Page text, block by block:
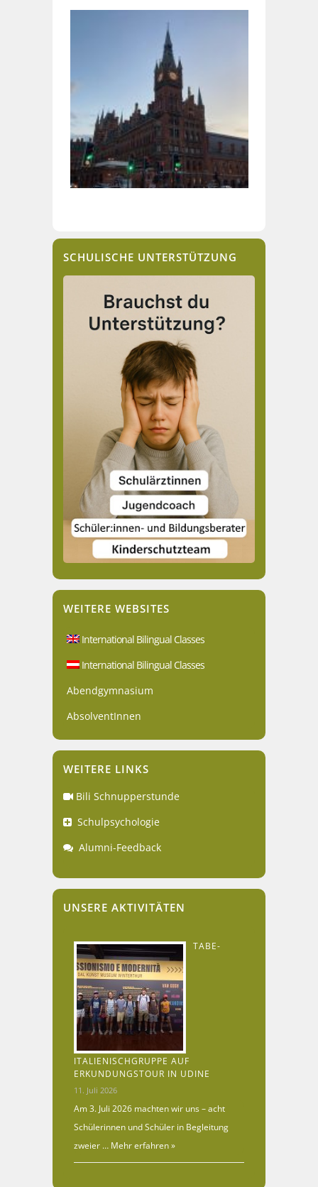
SCHULISCHE UNTERSTÜTZUNG
WEITERE WEBSITES
International Bilingual Classes
International Bilingual Classes
Abendgymnasium
AbsolventInnen
WEITERE LINKS
Bili Schnupperstunde
Schulpsychologie
Alumni-Feedback
UNSERE AKTIVITÄTEN
TABE-
ITALIENISCHGRUPPE AUF
ERKUNDUNGSTOUR IN UDINE
11. Juli 2026
Am 3. Juli 2026 machten wir uns – acht
Schülerinnen und Schüler in Begleitung
zweier … Mehr erfahren »